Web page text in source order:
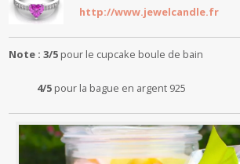
http://www.jewelcandle.fr
Note : 3/5 pour le cupcake boule de bain
4/5 pour la bague en argent 925